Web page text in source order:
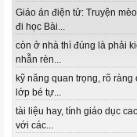
Giáo án điện tử: Truyện
đi học Bài...
còn ở nhà thì đúng là phải
nhẫn rèn...
kỹ năng quan trọng, rõ ràng
lớp bé tự...
tài liệu hay, tính giáo dục
với các...